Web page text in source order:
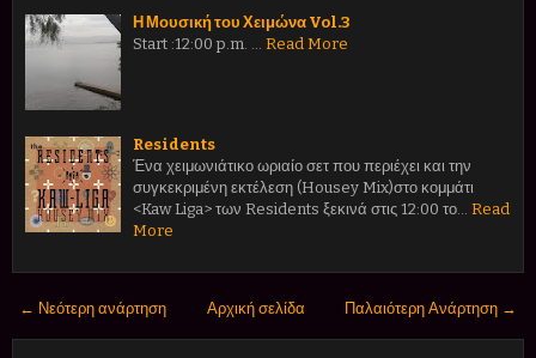
Η Μουσική του Χειμώνα Vol.3
Start :12:00 p.m. …
Read More
Residents
Ένα χειμωνιάτικο ωριαίο σετ που περιέχει και την
συγκεκριμένη εκτέλεση (Housey Mix)στο κομμάτι
<Kaw Liga> των Residents ξεκινά στις 12:00 το…
Read
More
← Νεότερη ανάρτηση Παλαιότερη Ανάρτηση →
Αρχική σελίδα